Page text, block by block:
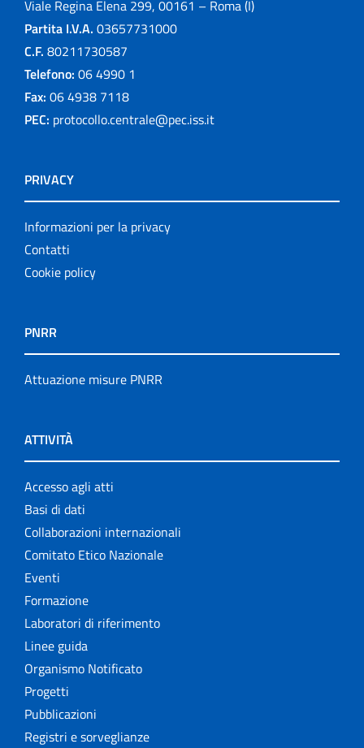
Viale Regina Elena 299, 00161 – Roma (I)
Partita I.V.A. 03657731000
C.F. 80211730587
Telefono: 06 4990 1
Fax: 06 4938 7118
PEC: protocollo.centrale@pec.iss.it
PRIVACY
Informazioni per la privacy
Contatti
Cookie policy
PNRR
Attuazione misure PNRR
ATTIVITÀ
Accesso agli atti
Basi di dati
Collaborazioni internazionali
Comitato Etico Nazionale
Eventi
Formazione
Laboratori di riferimento
Linee guida
Organismo Notificato
Progetti
Pubblicazioni
Registri e sorveglianze